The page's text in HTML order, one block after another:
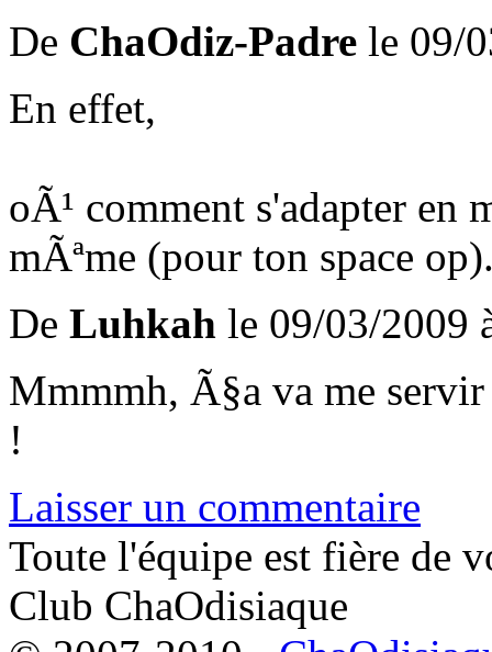
De ChaOdiz-Padre le 09/
En effet,
oÃ¹ comment s'adapter
mÃªme (pour ton space
De Luhkah le 09/03/2009
Mmmmh, Ã§a va me
!
Laisser un commentaire
Toute l'équipe est fière de
Club ChaOdisiaque